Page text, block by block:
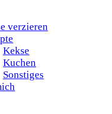
verzieren
Kekse
Kuchen
Sonstiges